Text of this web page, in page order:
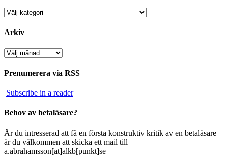
Kategorier
Arkiv
Arkiv
Prenumerera via RSS
Subscribe in a reader
Behov av betaläsare?
Är du intresserad att få en första konstruktiv kritik av en betaläsare
är du välkommen att skicka ett mail till
a.abrahamsson[at]alkb[punkt]se